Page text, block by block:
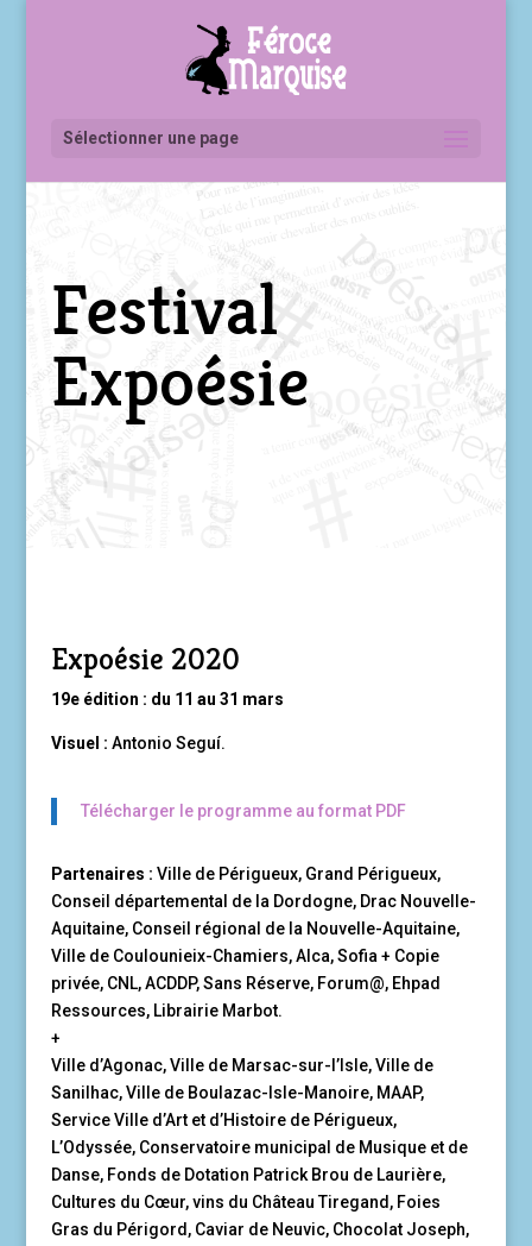
Sélectionner une page
Festival
Expoésie
Expoésie 2020
19e édition : du 11 au 31 mars
Visuel : Antonio Seguí.
Télécharger le programme au format PDF
Partenaires : Ville de Périgueux, Grand Périgueux,
Conseil départemental de la Dordogne, Drac Nouvelle-
Aquitaine, Conseil régional de la Nouvelle-Aquitaine,
Ville de Coulounieix-Chamiers, Alca, Sofia + Copie
privée, CNL, ACDDP, Sans Réserve, Forum@, Ehpad
Ressources, Librairie Marbot.
+
Ville d’Agonac, Ville de Marsac-sur-l’Isle, Ville de
Sanilhac, Ville de Boulazac-Isle-Manoire, MAAP,
Service Ville d’Art et d’Histoire de Périgueux,
L’Odyssée, Conservatoire municipal de Musique et de
Danse, Fonds de Dotation Patrick Brou de Laurière,
Cultures du Cœur, vins du Château Tiregand, Foies
Gras du Périgord, Caviar de Neuvic, Chocolat Joseph,